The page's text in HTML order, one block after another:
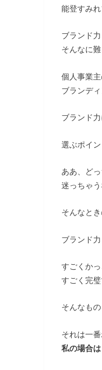
能登すみ
ブランド
そんなに
個人事業
ブランデ
ブランド
選ぶポイ
ああ、ど
迷っちゃう
そんなと
ブランド
すごくか
すごく完
そんなも
それは一
私の場合